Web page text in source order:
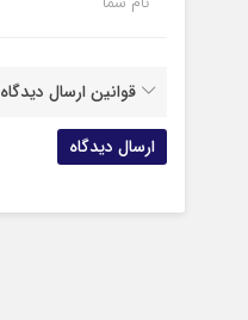
قوانین ارسال دیدگاه